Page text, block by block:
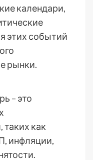
календари,
этих событий
рынки.
– это
как
инфляции,